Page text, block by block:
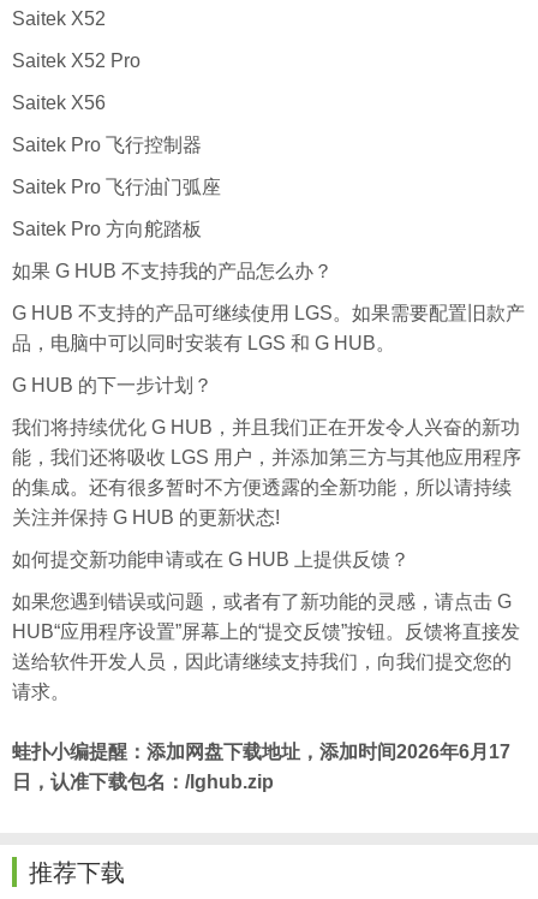
Saitek X52
Saitek X52 Pro
Saitek X56
Saitek Pro 飞行控制器
Saitek Pro 飞行油门弧座
Saitek Pro 方向舵踏板
如果 G HUB 不支持我的产品怎么办？
G HUB 不支持的产品可继续使用 LGS。如果需要配置旧款产
品，电脑中可以同时安装有 LGS 和 G HUB。
G HUB 的下一步计划？
我们将持续优化 G HUB，并且我们正在开发令人兴奋的新功
能，我们还将吸收 LGS 用户，并添加第三方与其他应用程序
的集成。还有很多暂时不方便透露的全新功能，所以请持续
关注并保持 G HUB 的更新状态!
如何提交新功能申请或在 G HUB 上提供反馈？
如果您遇到错误或问题，或者有了新功能的灵感，请点击 G
HUB“应用程序设置”屏幕上的“提交反馈”按钮。反馈将直接发
送给软件开发人员，因此请继续支持我们，向我们提交您的
请求。
蛙扑小编提醒：添加网盘下载地址，添加时间2026年6月17
日，认准下载包名：/lghub.zip
推荐下载